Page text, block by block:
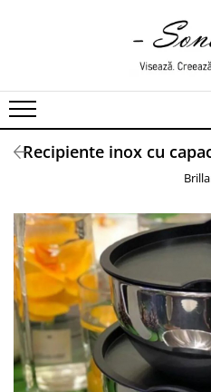
LENJERII DE PAT
LENJERII DE PAT CU PATURA
LENJERII DE PAT CU PILOTA SI
Recipiente inox cu